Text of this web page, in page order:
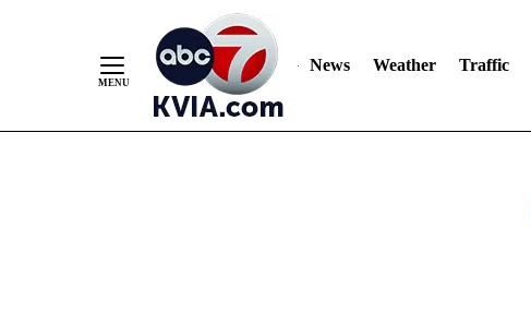
News Weather Traffic